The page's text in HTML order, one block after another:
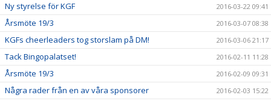
Ny styrelse för KGF 2016-03-22 09:41
Årsmöte 19/3 2016-03-07 08:38
KGFs cheerleaders tog storslam på DM! 2016-03-06 21:17
Tack Bingopalatset! 2016-02-11 11:28
Årsmöte 19/3 2016-02-09 09:31
Några rader från en av våra sponsorer 2016-02-03 15:22